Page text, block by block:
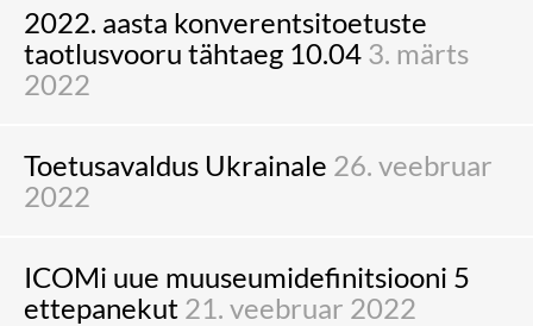
2022. aasta konverentsitoetuste
taotlusvooru tähtaeg 10.04 3. märts
2022
Toetusavaldus Ukrainale 26. veebruar
2022
ICOMi uue muuseumidefinitsiooni 5
ettepanekut 21. veebruar 2022